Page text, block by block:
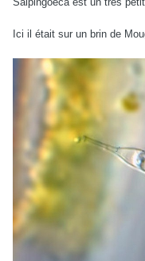
Ici il était sur un brin de